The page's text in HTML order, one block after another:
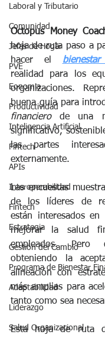
Laboral y Tributario
Comunidad
Jefas de Hogar
PVE
Eonomia
Productividad
Inteligencia Artificial
Fintech
APIs
Interoperabilidad
Fintech
Estrategia
Gestión del Cambio
Programa de Bienestar
Adaptabilidad
Liderazgo
Salud Organizacional
Octopus Money
hoja de ruta paso a
hacer el
realidad para los
organizaciones.
buena guía para
financiero de una
significativo,
las partes
externamente.
Las encuestas
de los líderes de
están interesados
mejorar la salud
empleados.
obteniendo la
alineación con
más amplias para
tanto como sea
Esta hoja de ruta